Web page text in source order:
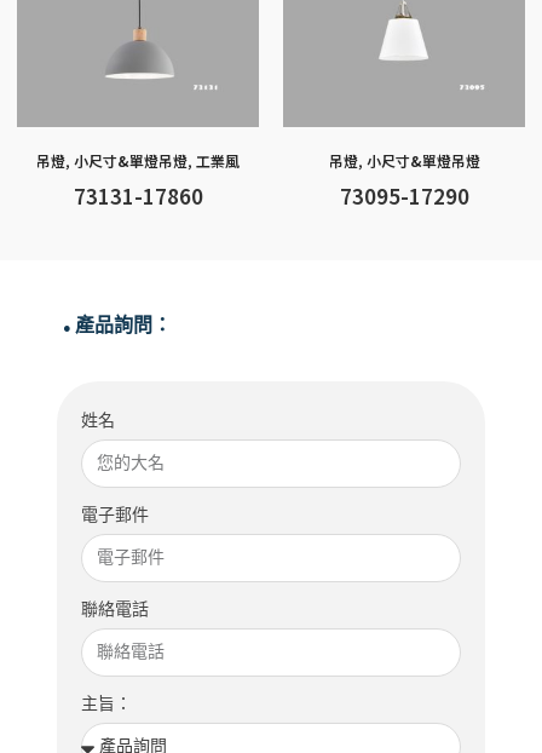
吊燈, 小尺寸&單燈吊燈, 工業風
73131-17860
吊燈, 小尺寸&單燈吊燈
73095-17290
● 產品詢問：
姓名
電子郵件
聯絡電話
主旨：